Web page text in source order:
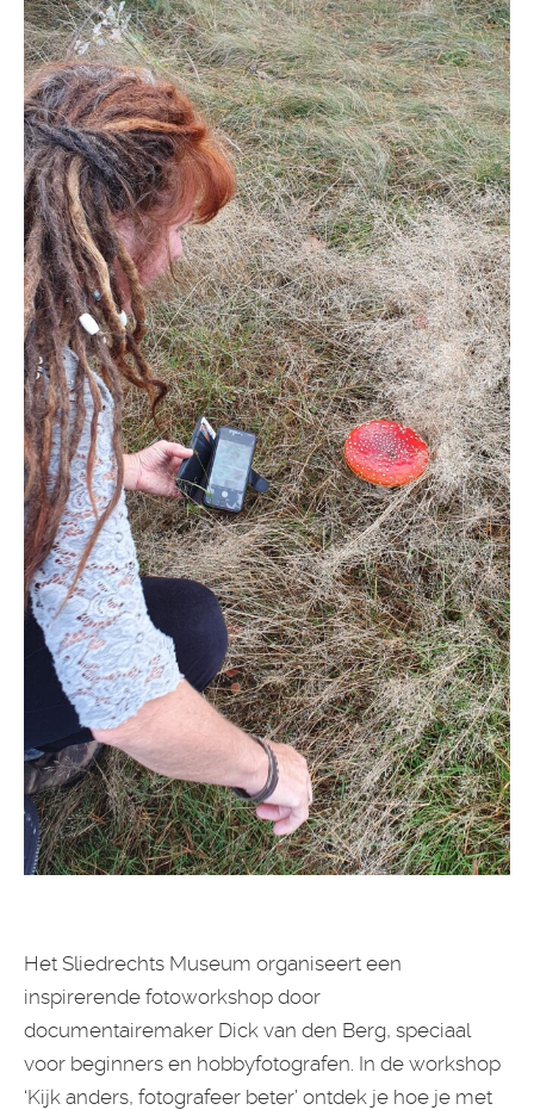
Het Sliedrechts Museum organiseert een
inspirerende fotoworkshop door
documentairemaker Dick van den Berg, speciaal
voor beginners en hobbyfotografen. In de workshop
‘Kijk anders, fotografeer beter’ ontdek je hoe je met